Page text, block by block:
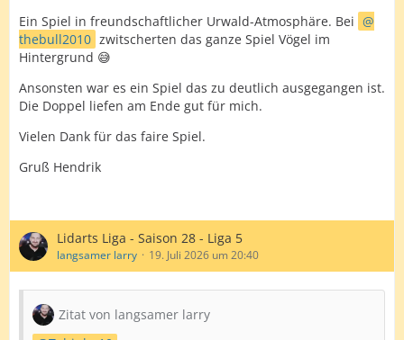
Ein Spiel in freundschaftlicher Urwald-Atmosphäre. Bei
thebull2010 zwitscherten das ganze Spiel Vögel im
Hintergrund 😅
Ansonsten war es ein Spiel das zu deutlich ausgegangen ist.
Die Doppel liefen am Ende gut für mich.
Vielen Dank für das faire Spiel.
Gruß Hendrik
Lidarts Liga - Saison 28 - Liga 5
langsamer larry 19. Juli 2026 um 20:40
Zitat von langsamer larry